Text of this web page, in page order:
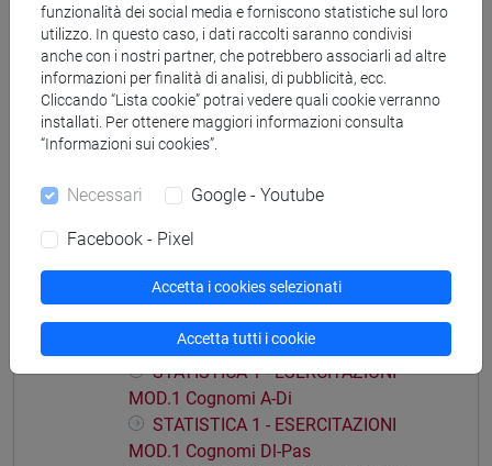
Struttura generale dell'insegnamento
STATISTICA
STATISTICA - 1
STATISTICA - 1 Cognomi A-Di
STATISTICA - 1 Cognomi Pat-Z
STATISTICA - 2
STATISTICA - 2 Cognomi Dl-Pas
STATISTICA - 2 Cognomi Pat-Z
STATISTICA 1 - ESERCITAZIONI MOD.1
STATISTICA 1 - ESERCITAZIONI
MOD.1 Cognomi A-Di
STATISTICA 1 - ESERCITAZIONI
MOD.1 Cognomi Dl-Pas
funzionalità dei social media e forniscono statistiche sul loro
utilizzo. In questo caso, i dati raccolti saranno condivisi
anche con i nostri partner, che potrebbero associarli ad altre
informazioni per finalità di analisi, di pubblicità, ecc.
Cliccando “Lista cookie” potrai vedere quali cookie verranno
installati. Per ottenere maggiori informazioni consulta
“Informazioni sui cookies”.
Necessari Google - Youtube
Facebook - Pixel
Accetta i cookies selezionati
Accetta tutti i cookie